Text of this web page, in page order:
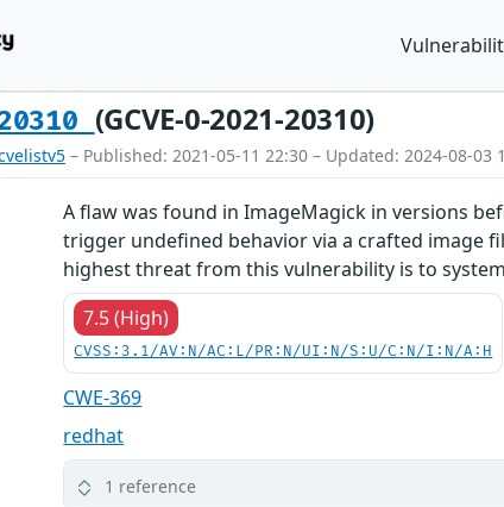
(GCVE-0-2021-20310)
– Published: 2021-05-11 22:30 – Updated: 2024-08-03
A flaw was found in ImageMagick in versions
trigger undefined behavior via a crafted image
highest threat from this vulnerability is to
7.5 (High)
CVSS:3.1/AV:N/AC:L/PR:N/UI:N/S:U/C:N/I:N/A:H
CWE-369
redhat
1 reference